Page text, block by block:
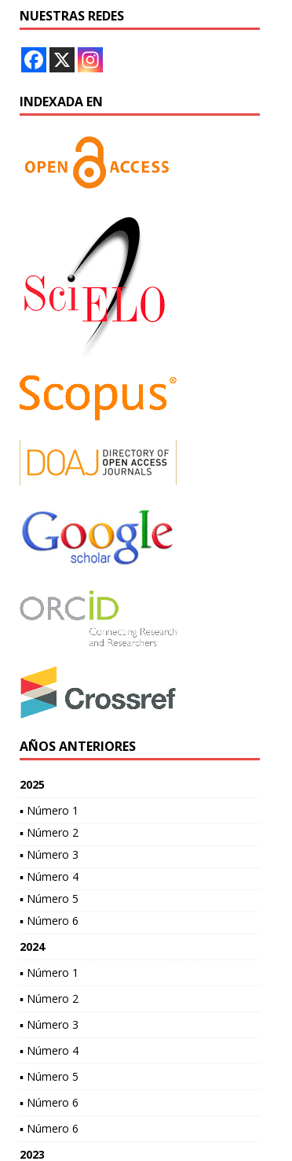
NUESTRAS REDES
INDEXADA EN
AÑOS ANTERIORES
2025
▪ Número 1
▪ Número 2
▪ Número 3
▪ Número 4
▪ Número 5
▪ Número 6
2024
▪ Número 1
▪ Número 2
▪ Número 3
▪ Número 4
▪ Número 5
▪ Número 6
▪ Número 6
2023